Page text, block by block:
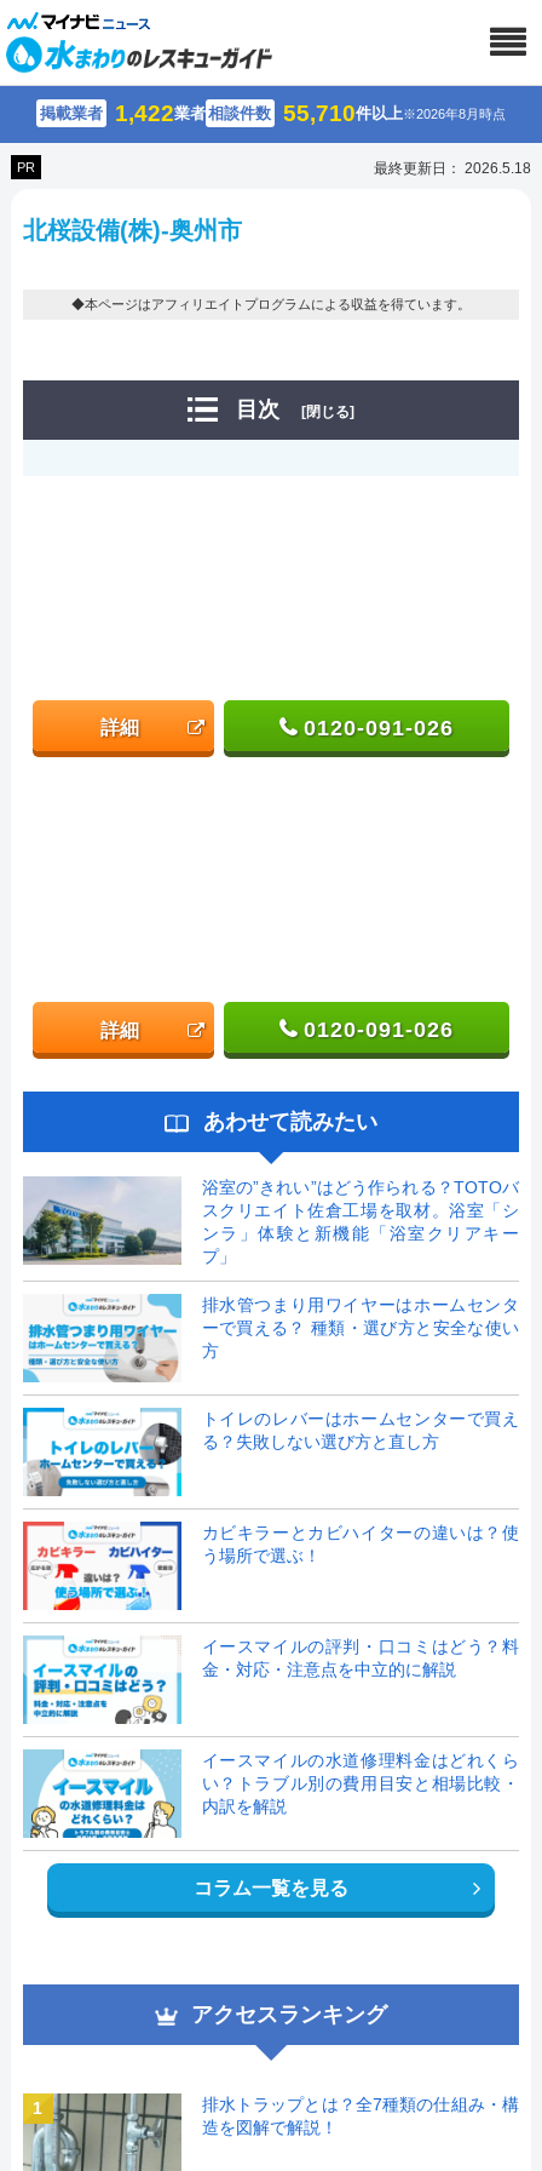
掲載業者 1,422業者相談件数 55,710件以上※2026年8月時点
PR 最終更新日： 2026.5.18
北桜設備(株)-奥州市
◆本ページはアフィリエイトプログラムによる収益を得ています。
目次 [閉じる]
詳細 0120-091-026
詳細 0120-091-026
あわせて読みたい
浴室の”きれい”はどう作られる？TOTOバ
スクリエイト佐倉工場を取材。浴室「シ
ンラ」体験と新機能「浴室クリアキー
プ」
排水管つまり用ワイヤーはホームセンタ
ーで買える？ 種類・選び方と安全な使い
方
トイレのレバーはホームセンターで買え
る？失敗しない選び方と直し方
カビキラーとカビハイターの違いは？使
う場所で選ぶ！
イースマイルの評判・口コミはどう？料
金・対応・注意点を中立的に解説
イースマイルの水道修理料金はどれくら
い？トラブル別の費用目安と相場比較・
内訳を解説
コラム一覧を見る
アクセスランキング
1
排水トラップとは？全7種類の仕組み・構
造を図解で解説！